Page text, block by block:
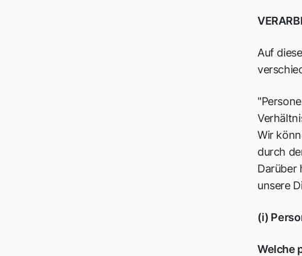
Auf
Wir
durch
Darüber
unsere
(i)
Welche